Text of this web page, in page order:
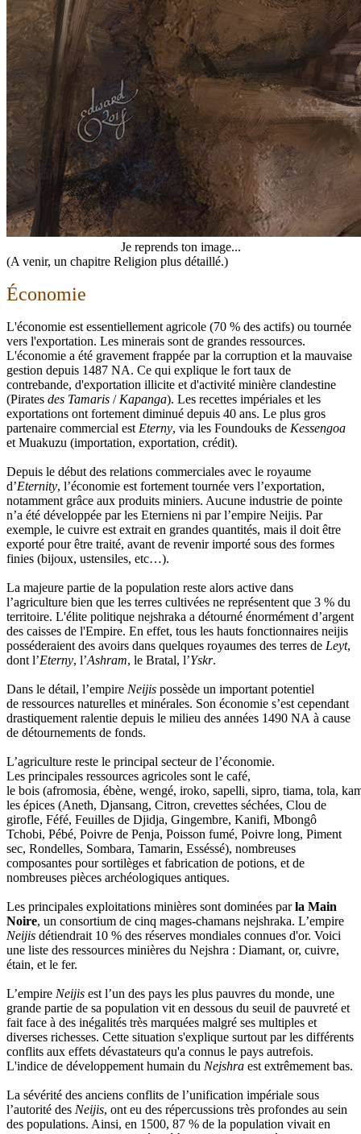
Je reprends ton image...
(A venir, un chapitre Religion plus détaillé.)
Économie
L'économie est essentiellement agricole (70 % des actifs) ou tournée
vers l'exportation. Les minerais sont de grandes ressources.
L'économie a été gravement frappée par la corruption et la mauvaise
gestion depuis 1487 NA. Ce qui explique le fort taux de
contrebande, d'exportation illicite et d'activité minière clandestine
(Pirates des Tamaris / Kapanga). Les recettes impériales et les
exportations ont fortement diminué depuis 40 ans. Le plus gros
partenaire commercial est Eterny, via les Foundouks de Kessengoa
et Muakuzu (importation, exportation, crédit).
Depuis le début des relations commerciales avec le royaume
d’Eternity, l’économie est fortement tournée vers l’exportation,
notamment grâce aux produits miniers. Aucune industrie de pointe
n’a été développée par les Eterniens ni par l’empire Neijis. Par
exemple, le cuivre est extrait en grandes quantités, mais il doit être
exporté pour être traité, avant de revenir importé sous des formes
finies (bijoux, ustensiles, etc…).
La majeure partie de la population reste alors active dans
l’agriculture bien que les terres cultivées ne représentent que 3 % du
territoire. L'élite politique nejshraka a détourné énormément d’argent
des caisses de l'Empire. En effet, tous les hauts fonctionnaires neijis
posséderaient des avoirs dans quelques royaumes des terres de Leyt,
dont l’Eterny, l’Ashram, le Bratal, l’Yskr.
Dans le détail, l’empire Neijis possède un important potentiel
de ressources naturelles et minérales. Son économie s’est cependant
drastiquement ralentie depuis le milieu des années 1490 NA à cause
de détournements de fonds.
L’agriculture reste le principal secteur de l’économie.
Les principales ressources agricoles sont le café,
le bois (afromosia, ébène, wengé, iroko, sapelli, sipro, tiama, tola,
les épices (Aneth, Djansang, Citron, crevettes séchées, Clou de
girofle, Féfé, Feuilles de Djidja, Gingembre, Kanifi, Mbongô
Tchobi, Pébé, Poivre de Penja, Poisson fumé, Poivre long, Piment
sec, Rondelles, Sombara, Tamarin, Esséssé), nombreuses
composantes pour sortilèges et fabrication de potions, et de
nombreuses pièces archéologiques antiques.
Les principales exploitations minières sont dominées parla Main
Noire, un consortium de cinq mages-chamans nejshraka. L’empire
Neijis détiendrait 10 % des réserves mondiales connues d'or. Voici
une liste des ressources minières du Nejshra : Diamant, or, cuivre,
étain, et le fer.
L’empire Neijis est l’un des pays les plus pauvres du monde, une
grande partie de sa population vit en dessous du seuil de pauvreté et
fait face à des inégalités très marquées malgré ses multiples et
diverses richesses. Cette situation s'explique surtout par les différents
conflits aux effets dévastateurs qu'a connus le pays autrefois.
L'indice de développement humain du Nejshra est extrêmement bas.
La sévérité des anciens conflits de l’unification impériale sous
l’autorité des Neijis, ont eu des répercussions très profondes au sein
des populations. Ainsi, en 1500, 87 % de la population vivait en